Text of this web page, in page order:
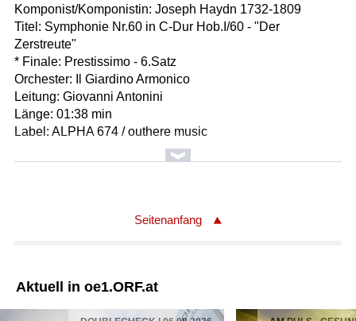
Komponist/Komponistin: Joseph Haydn 1732-1809
Titel: Symphonie Nr.60 in C-Dur Hob.I/60 - "Der
Zerstreute"
* Finale: Prestissimo - 6.Satz
Orchester: Il Giardino Armonico
Leitung: Giovanni Antonini
Länge: 01:38 min
Label: ALPHA 674 / outhere music
Komponist/Komponistin: Georg Philipp Telemann 1681 -
Titel: Gulliver-Suite (aus: "Der getreue Music-Meister",
Solist/Solistin: Georg Kallweit
Solist/Solistin: Andrea Keller
Seitenanfang
Aktuell in oe1.ORF.at